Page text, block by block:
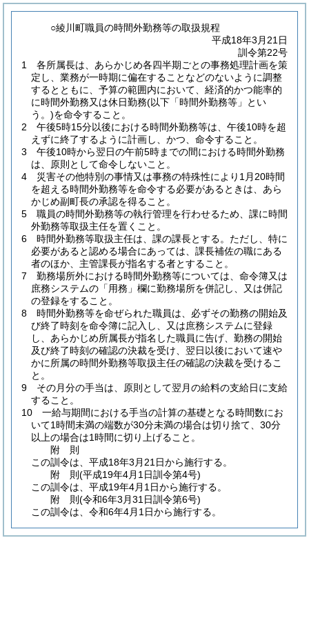
○綾川町職員の時間外勤務等の取扱規程
平成18年3月21日
訓令第22号
1 各所属長は、あらかじめ各四半期ごとの事務処理計画を策
定し、業務が一時期に偏在することなどのないように調整
するとともに、予算の範囲内において、経済的かつ能率的
に時間外勤務又は休日勤務(以下「時間外勤務等」とい
う。)を命令すること。
2 午後5時15分以後における時間外勤務等は、午後10時を超
えずに終了するように計画し、かつ、命令すること。
3 午後10時から翌日の午前5時までの間における時間外勤務
は、原則として命令しないこと。
4 災害その他特別の事情又は事務の特殊性により1月20時間
を超える時間外勤務等を命令する必要があるときは、あら
かじめ副町長の承認を得ること。
5 職員の時間外勤務等の執行管理を行わせるため、課に時間
外勤務等取扱主任を置くこと。
6 時間外勤務等取扱主任は、課の課長とする。ただし、特に
必要があると認める場合にあっては、課長補佐の職にある
者のほか、主管課長が指名する者とすること。
7 勤務場所外における時間外勤務等については、命令簿又は
庶務システムの「用務」欄に勤務場所を併記し、又は併記
の登録をすること。
8 時間外勤務等を命ぜられた職員は、必ずその勤務の開始及
び終了時刻を命令簿に記入し、又は庶務システムに登録
し、あらかじめ所属長が指名した職員に告げ、勤務の開始
及び終了時刻の確認の決裁を受け、翌日以後において速や
かに所属の時間外勤務等取扱主任の確認の決裁を受けるこ
と。
9 その月分の手当は、原則として翌月の給料の支給日に支給
すること。
10 一給与期間における手当の計算の基礎となる時間数にお
いて1時間未満の端数が30分未満の場合は切り捨て、30分
以上の場合は1時間に切り上げること。
附 則
この訓令は、平成18年3月21日から施行する。
附 則(平成19年4月1日訓令第4号)
この訓令は、平成19年4月1日から施行する。
附 則(令和6年3月31日訓令第6号)
この訓令は、令和6年4月1日から施行する。